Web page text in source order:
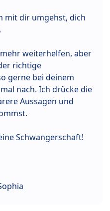
mit dir umgehst, dich
weiterhelfen, aber
richtige
gerne bei deinem
nach. Ich drücke die
Aussagen und
Schwangerschaft!